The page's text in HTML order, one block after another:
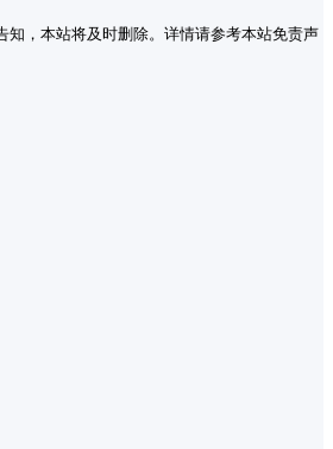
，本站将及时删除。详情请参考本站免责声